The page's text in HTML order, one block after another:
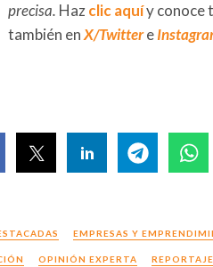
precisa. Hazclic aquíy conoce
también enX/Twittere
EMPRESAS Y
OPINIÓN EXPERTA